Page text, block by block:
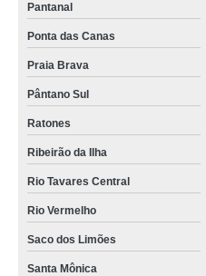
Pantanal
Ponta das Canas
Praia Brava
Pântano Sul
Ratones
Ribeirão da Ilha
Rio Tavares Central
Rio Vermelho
Saco dos Limões
Santa Mônica